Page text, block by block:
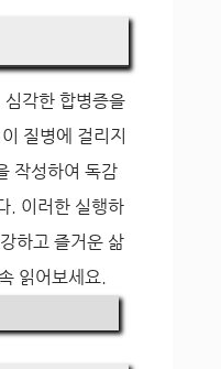
각한 합병증을
질병에 걸리지
작성하여 독감
. 이러한 실행하
하고 즐거운 삶
읽어보세요.